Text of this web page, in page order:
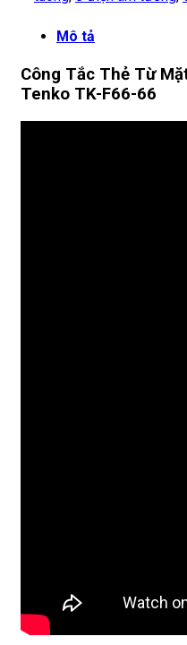
Mô tả
Công Tắc Thẻ Từ
Tenko TK-F66-66